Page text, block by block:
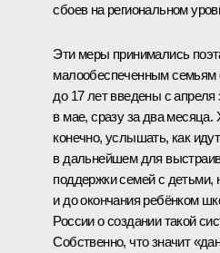
сбоев на региональном
Эти меры принимались
малообеспеченным семьям
до 17 лет введены с апреля
в мае, сразу за два месяца.
конечно, услышать, как
в дальнейшем для
поддержки семей с детьми,
и до окончания ребёнком
России о создании такой
Собственно, что значит